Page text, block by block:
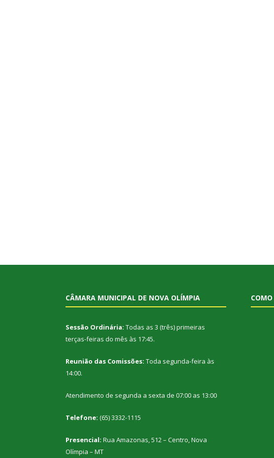
CÂMARA MUNICIPAL DE NOVA OLÍMPIA
Sessão Ordinária: Todas as 3 (três) primeiras
terças-feiras do mês às 17:45.
Reunião das Comissões: Toda segunda-feira às
14:00.
Atendimento de segunda a sexta de 07:00 as 13:00
Telefone: (65) 3332-1115
Presencial: Rua Amazonas, 512 – Centro, Nova
Olímpia – MT